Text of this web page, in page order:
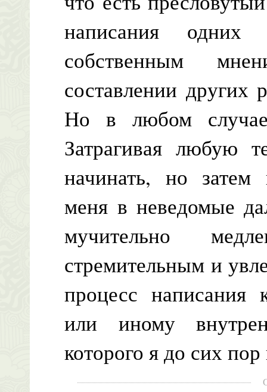
написания одних
собственным
составлении других
Но в любом
Затрагивая любую
начинать, но затем
меня в неведомые
мучительно
стремительным и
процесс написания
или иному
которого я до сих